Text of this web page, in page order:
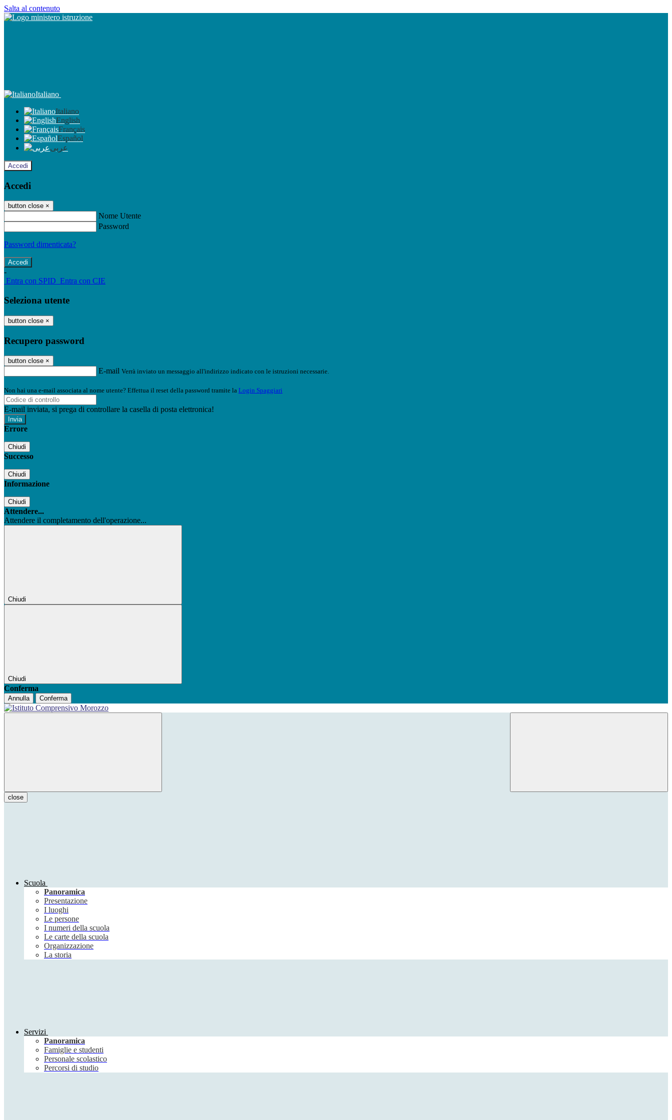
Salta al contenuto
Italiano
Italiano
English
Français
Español
عربى
Accedi
Accedi
button close ×
Nome Utente
Password
Password dimenticata?
-
Entra con SPID Entra con CIE
Seleziona utente
button close ×
Recupero password
button close ×
E-mail Verrà inviato un messaggio all'indirizzo indicato con le istruzioni necessarie.
Non hai una e-mail associata al nome utente? Effettua il reset della password tramite la Login Spaggiari
E-mail inviata, si prega di controllare la casella di posta elettronica!
Errore
Chiudi
Successo
Chiudi
Informazione
Chiudi
Attendere...
Attendere il completamento dell'operazione...
Chiudi
Chiudi
Conferma
Annulla Conferma
close
Scuola
Panoramica
Presentazione
I luoghi
Le persone
I numeri della scuola
Le carte della scuola
Organizzazione
La storia
Servizi
Panoramica
Famiglie e studenti
Personale scolastico
Percorsi di studio